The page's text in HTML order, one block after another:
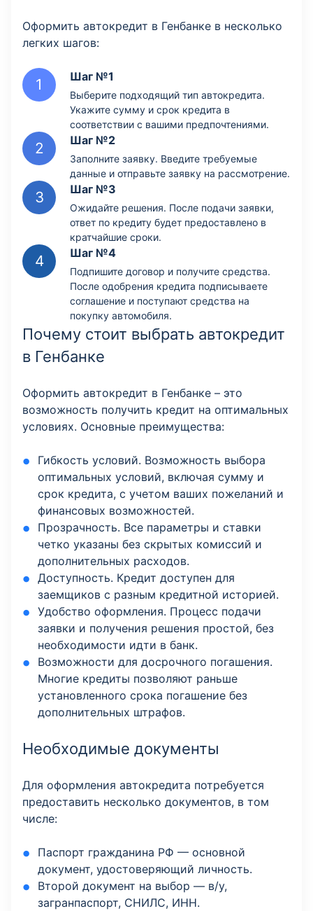
Оформить автокредит в Генбанке в несколько
легких шагов:
Шаг №1
Выберите подходящий тип автокредита.
Укажите сумму и срок кредита в
соответствии с вашими предпочтениями.
Шаг №2
Заполните заявку. Введите требуемые
данные и отправьте заявку на рассмотрение.
Шаг №3
Ожидайте решения. После подачи заявки,
ответ по кредиту будет предоставлено в
кратчайшие сроки.
Шаг №4
Подпишите договор и получите средства.
После одобрения кредита подписываете
соглашение и поступают средства на
покупку автомобиля.
Почему стоит выбрать автокредит
в Генбанке
Оформить автокредит в Генбанке – это
возможность получить кредит на оптимальных
условиях. Основные преимущества:
Гибкость условий. Возможность выбора
оптимальных условий, включая сумму и
срок кредита, с учетом ваших пожеланий и
финансовых возможностей.
Прозрачность. Все параметры и ставки
четко указаны без скрытых комиссий и
дополнительных расходов.
Доступность. Кредит доступен для
заемщиков с разным кредитной историей.
Удобство оформления. Процесс подачи
заявки и получения решения простой, без
необходимости идти в банк.
Возможности для досрочного погашения.
Многие кредиты позволяют раньше
установленного срока погашение без
дополнительных штрафов.
Необходимые документы
Для оформления автокредита потребуется
предоставить несколько документов, в том
числе:
Паспорт гражданина РФ — основной
документ, удостоверяющий личность.
Второй документ на выбор — в/у,
загранпаспорт, СНИЛС, ИНН.